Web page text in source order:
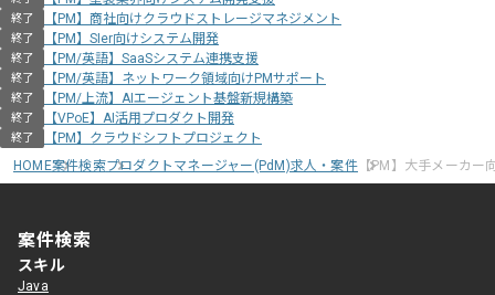
終了 【PM】商社向けクラウドストレージマネジメント
終了 【PM】SIer向けシステム開発
終了 【PM/英語】SaaSシステム連携支援
終了 【PM/英語】ネットワーク領域向けPMサポート
終了 【PM/上流】AIエージェント基盤新規構築
終了 【VPoE】AI活用プロダクト開発
終了
【PM】クラウドシフトプロジェクト
HOME案件検索プロダクトマネージャー(PdM)求人・案件【PM】大手メーカー
案件検索
スキル
Java